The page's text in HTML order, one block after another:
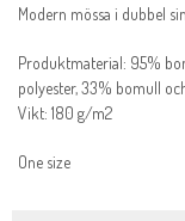
Modern mössa i dubbel
Produktmaterial: 95%
polyester, 33% bomull
Vikt: 180 g/m2
One size